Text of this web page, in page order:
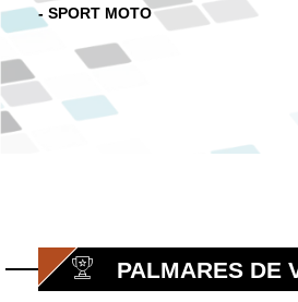
- SPORT MOTO
PALMARES DE